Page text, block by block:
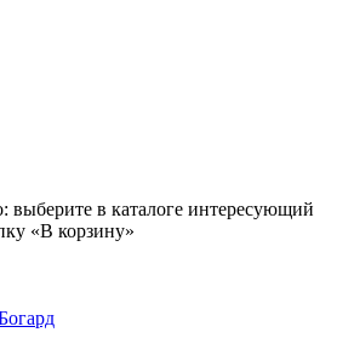
выберите в каталоге интересующий
«В корзину»